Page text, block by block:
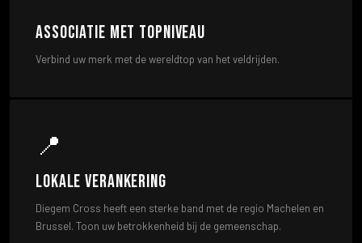
Associatie met topniveau
Verbind uw merk met de wereldtop van het veldrijden.
📍
Lokale verankering
Diegem Cross heeft een sterke band met de regio Machelen en
Brussel. Toon uw betrokkenheid bij de gemeenschap.